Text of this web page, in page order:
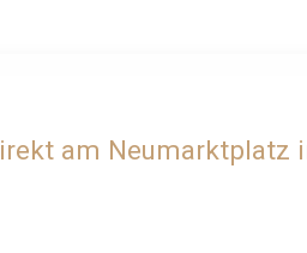
am Neumarktplatz